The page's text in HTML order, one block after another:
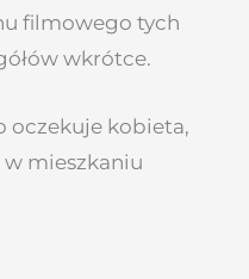
filmowego tych
wkrótce.
oczekuje kobieta,
w mieszkaniu